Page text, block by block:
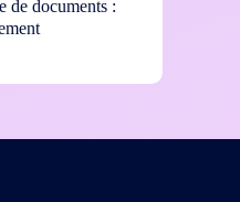
de documents :